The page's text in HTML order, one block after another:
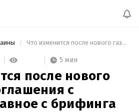
Что изменится после нового газового соглашения с Россией: главное с брифинга Коболева
5 мин
после нового
с
с брифинга